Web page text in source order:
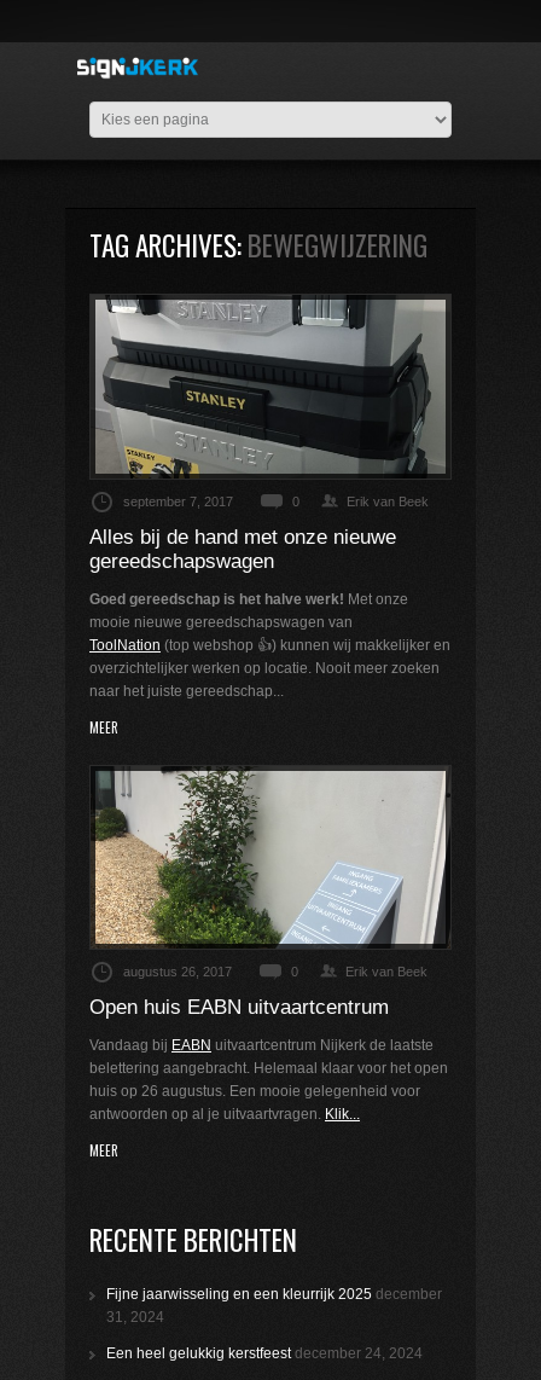
TAG ARCHIVES:BEWEGWIJZERING
september 7, 2017 0 Erik van Beek
Alles bij de hand met onze nieuwe
gereedschapswagen
Goed gereedschap is het halve werk! Met onze
mooie nieuwe gereedschapswagen van
ToolNation (top webshop 👍) kunnen wij makkelijker en
overzichtelijker werken op locatie. Nooit meer zoeken
naar het juiste gereedschap...
MEER
augustus 26, 2017 0 Erik van Beek
Open huis EABN uitvaartcentrum
Vandaag bij EABN uitvaartcentrum Nijkerk de laatste
belettering aangebracht. Helemaal klaar voor het open
huis op 26 augustus. Een mooie gelegenheid voor
antwoorden op al je uitvaartvragen. Klik...
MEER
RECENTE BERICHTEN
Fijne jaarwisseling en een kleurrijk 2025 december
31, 2024
Een heel gelukkig kerstfeest december 24, 2024